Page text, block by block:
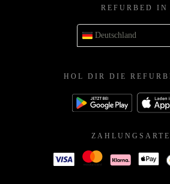
REFURBED IN
Deutschland
HOL DIR DIE